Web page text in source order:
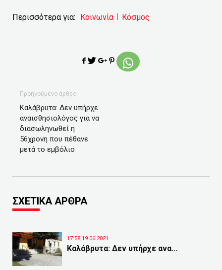
Περισσότερα για: Κοινωνία Κόσμος
Προηγούμενο άρθρο
Καλάβρυτα: Δεν υπήρχε
αναισθησιολόγος για να
διασωληνωθεί η
56χρονη που πέθανε
μετά το εμβόλιο
ΣΧΕΤΙΚΑ ΑΡΘΡΑ
17:58,19.06.2021
Καλάβρυτα: Δεν υπήρχε ανα...